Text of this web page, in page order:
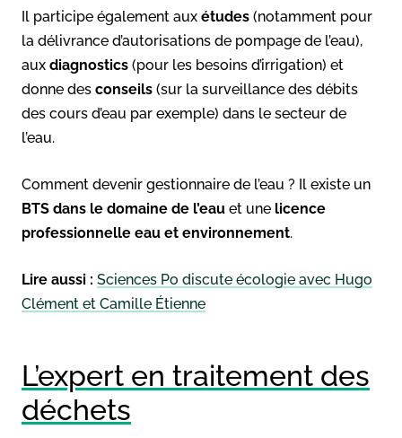
Il participe également aux études (notamment pour
la délivrance d’autorisations de pompage de l’eau),
aux diagnostics (pour les besoins d’irrigation) et
donne des conseils (sur la surveillance des débits
des cours d’eau par exemple) dans le secteur de
l’eau.
Comment devenir gestionnaire de l’eau ? Il existe un
BTS dans le domaine de l’eau et une licence
professionnelle eau et environnement.
Lire aussi : Sciences Po discute écologie avec Hugo
Clément et Camille Étienne
L’expert en traitement des
déchets